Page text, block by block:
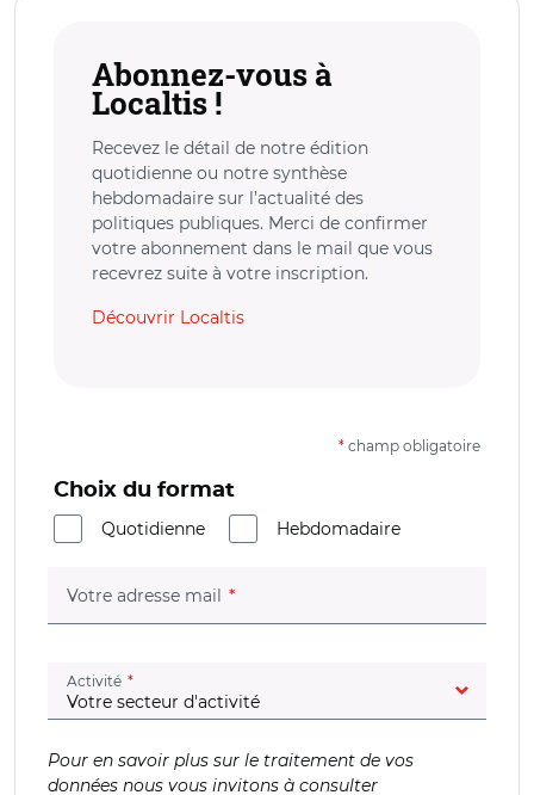
Abonnez-vous à
Localtis !
Recevez le détail de notre édition
quotidienne ou notre synthèse
hebdomadaire sur l’actualité des
politiques publiques. Merci de confirmer
votre abonnement dans le mail que vous
recevrez suite à votre inscription.
Découvrir Localtis
* champ obligatoire
Choix du format
Quotidienne
Hebdomadaire
Votre adresse mail (champ obligatoire)
Activité (champ obligatoire)
Pour en savoir plus sur le traitement de vos
données nous vous invitons à consulter